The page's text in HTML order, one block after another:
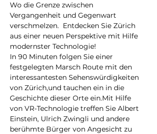
Wo die Grenze zwischen
Vergangenheit und Gegenwart
verschmelzen.  Entdecken Sie Zürich
aus einer neuen Perspektive mit Hilfe
modernster Technologie!
In 90 Minuten folgen Sie einer
festgelegten Marsch Route mit den
interessantesten Sehenswürdigkeiten
von Zürich,und tauchen ein in die
Geschichte dieser Orte ein.Mit Hilfe
von VR-Technologie treffen Sie Albert
Einstein, Ulrich Zwingli und andere
berühmte Bürger von Angesicht zu